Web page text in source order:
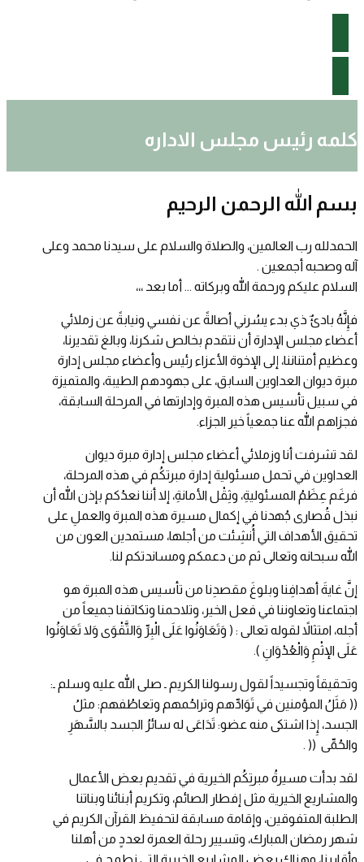
كلمه رئيس مجلس الاداره
بسم الله الرحمن الرحيم
الحمدلله رب العالمين، والصلاة والسلام على سيدنا محمد وعلى
آله وصحبه أجمعين .
السلام عليكم ورحمة الله وبركاته ... أما بعد ،،،
فإِنَّهُ بادئٌ ذي بدء يسُرني أصالةً عن نفسي ونيابةً عن زملائي
أعضاء مجلس الإدارة أن نتقدم بخالص شكرنا، وبالغ تقديرنا،
وعظيم أمتناننا، إلى الإخوة الأعزاء رئيس وأعضاء مجلس إدارة
مبرة ديوان العداوين السابق، على جهودهم الطيبة، والمتميزة
في سبيل تأسيس هذه المبرة وإدارتها في المرحلة السابقة،
فجزاهم الله عنا جمعياً خير الجزاء.
لقد تشرفت أنا وزملائي أعضاء مجلس إدارة مبرة ديوان
العداوين في تحمل مسئولية إدارة مبرتكُم في هذه المرحلة،
فرغَم عِظَمُ المسئوليةِ، وثِقْل الأمانةِ، إلا أننا نعدُكم بإذن الله أن
نبذل قُصارى جُهدنا في إكمال مسيرة هذه المبرة والعملِ على
تحقيق الأهداف التي أُنشِئت من أجلها، مستمدين العون من
الله سبحانه وتعالى ثم من دعمكم ومساندتكم لنا.
إنَّ غايةَ أهدافِنا وبلوغَ مقصدِنا من تأسيس هذه المبرة هو
اجتماعنا وتعاوننا في فعل الخير، وتلاحمنا وتكاتفنا جميعاً من
أجله، امتثالاً لقوله تعالى : ( وَتَعَاوَنُوا عَلَى الْبِرِّ وَالتَّقْوَى وَلا تَعَاوَنُوا
عَلَى الإثْمِ وَالْعُدْوَانِ ).
وتحقيقاً وتجسيداً لقول رسولنا الكريم ـ صلى الله عليه وسلم ـ:
(( مَثَلُ المؤمنين في تَوَادِّهم وتراحُمهم وتعاطُفهم: مثلُ
الجسد، إِذا اشتكى منه عضو: تَدَاعَى له سائرُ الجسد بالسَّهَرِ
والحُمِّى (( .
لقد بدأت مسيرةُ مبرتِكُم الخيرية في تقديم بعض الأعمال
والمشاريع الخيرية مثل إفطار الصائم، وتكريم أبنائنا وبناتنا
الطلبة المتفوقين، وإقامة مسابقة لتحفيظ القرآن الكريم في
شهر رمضان المبارك، وتسيير رحلة العمرة لعددٍ من أهلنا
وأقاربنا، وهناك بعض المشاريع الخيرية التي نطمح في